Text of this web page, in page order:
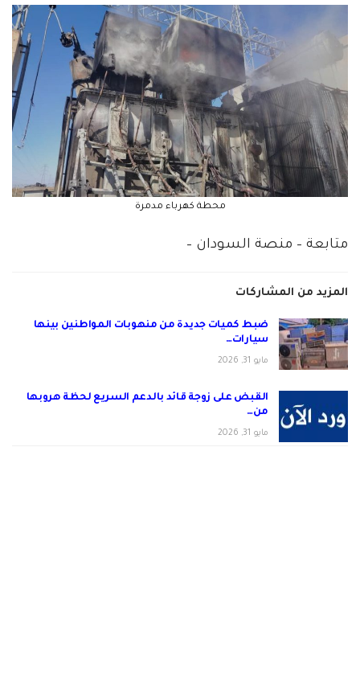
محطة كهرباء مدمرة
متابعة – منصة السودان –
المزيد من المشاركات
ضبط كميات جديدة من منهوبات المواطنين بينها
سيارات…
مايو 31, 2026
القبض على زوجة قائد بالدعم السريع لحظة هروبها
من…
مايو 31, 2026